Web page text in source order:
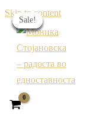
Skip to content
Sale!
Sale!
Sale!
Sale!
Sale!
Sale!